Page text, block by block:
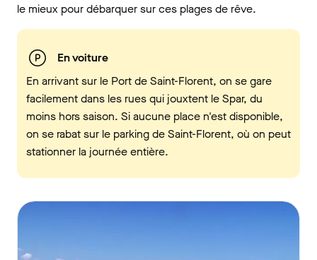
le mieux pour débarquer sur ces plages de rêve.
En voiture
En arrivant sur le Port de Saint-Florent, on se gare
facilement dans les rues qui jouxtent le Spar, du
moins hors saison. Si aucune place n'est disponible,
on se rabat sur le parking de Saint-Florent, où on peut
stationner la journée entière.